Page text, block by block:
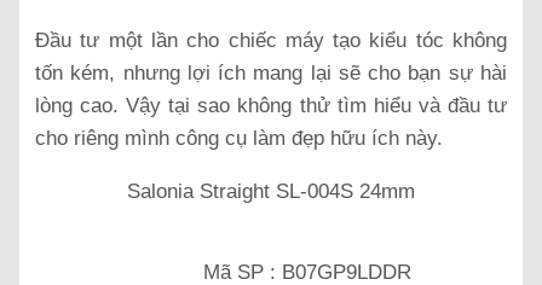
Đầu tư một lần cho chiếc máy tạo kiểu tóc không
tốn kém, nhưng lợi ích mang lại sẽ cho bạn sự hài
lòng cao. Vậy tại sao không thử tìm hiểu và đầu tư
cho riêng mình công cụ làm đẹp hữu ích này.
Salonia Straight SL-004S 24mm
Mã SP : B07GP9LDDR